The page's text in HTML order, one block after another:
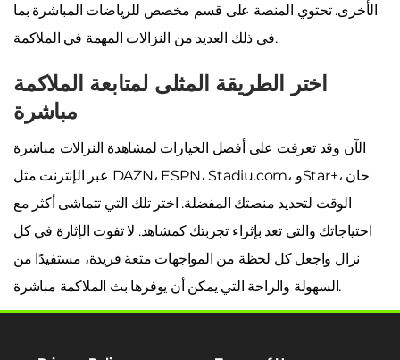
الأخرى. تحتوي المنصة على قسم مخصص للرياضات المباشرة بما
في ذلك العديد من النزالات المهمة في الملاكمة.
اختر الطريقة المثلى لمتابعة الملاكمة
مباشرة
الآن وقد تعرفت على أفضل الخيارات لمشاهدة النزالات مباشرة
عبر الإنترنت مثل DAZN، ESPN، Stadiu.com، وStar+، حان
الوقت لتحديد منصتك المفضلة. اختر تلك التي تتماشى أكثر مع
احتياجاتك والتي تعد بإثراء تجربتك كمشاهد. لا تفوت الإثارة في كل
نزال واجعل كل لحظة من المواجهات متعة فريدة، مستفيدًا من
السهولة والراحة التي يمكن أن يوفرها بث الملاكمة مباشرة.